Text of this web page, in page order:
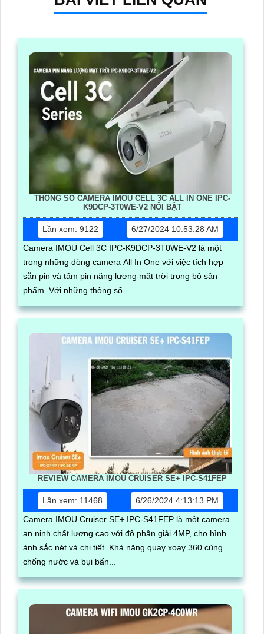
THÔNG SỐ CAMERA IMOU CELL 3C ALL IN ONE IPC-
K9DCP-3T0WE-V2 NỔI BẬT
Lần xem: 9122
6/27/2024 10:53:28 AM
Camera IMOU Cell 3C IPC-K9DCP-3T0WE-V2 là một
trong những dòng camera All In One với việc tích hợp
sẵn pin và tấm pin năng lượng mặt trời trong bộ sản
phẩm. Với những thông số...
REVIEW CAMERA IMOU CRUISER SE+ IPC-S41FEP
Lần xem: 11468
6/26/2024 4:13:13 PM
Camera IMOU Cruiser SE+ IPC-S41FEP là một camera
an ninh chất lượng cao với độ phân giải 4MP, cho hình
ảnh sắc nét và chi tiết. Khả năng quay xoay 360 cùng
chống nước và bụi bẩn...